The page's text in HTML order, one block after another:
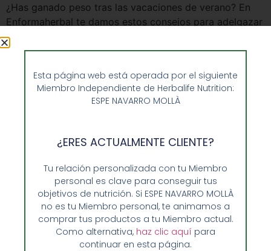
¿Has ganado peso tras las vacaciones de verano? En
Enformaherbal te damos estos consejos para adelgazar
de forma rápida y eficaz. No se trata de que sigas una
fórmula mágica sino de pautas que debes aplicar a tu
que elimines los kilos que te sobran. […]
Esta página web está operada por el siguiente
Miembro Independiente de Herbalife Nutrition:
ESPE NAVARRO MOLLÀ
¿ERES ACTUALMENTE CLIENTE?
Tu relación personalizada con tu Miembro
personal es clave para conseguir tus
objetivos de nutrición. Si ESPE NAVARRO MOLLÀ
no es tu Miembro personal, te animamos a
comprar tus productos a tu Miembro actual.
Como alternativa, haz clic aquí para
continuar en esta página.